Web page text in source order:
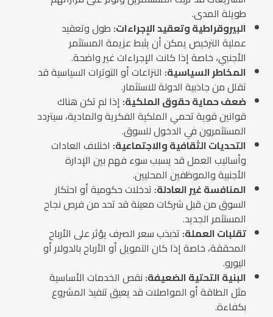
طويلة المدى.
البيروقراطية وتعقيد الإجراءات: طول وتعقيد
عملية الترخيص يمكن أن يثبط عزيمة المستثمر
الأجنبي، خاصة إذا كانت الإجراءات غير واضحة.
المخاطر السياسية: النزاعات أو التوترات السياسية قد
تقلل من جاذبية الدولة للاستثمار.
ضعف حماية حقوق الملكية: إذا لم تكن هناك
قوانين قوية تحمي الملكية الفكرية والمادية، سيتردد
المستثمرون في الدخول للسوق.
التحديات الثقافية والاجتماعية: اختلاف العادات
وأساليب العمل قد يسبب سوء فهم بين الإدارة
الأجنبية والموظفين المحليين.
المنافسة غير العادلة: تدخلات حكومية أو احتكار
السوق من قبل شركات معينة قد تحد من فرص نجاح
المستثمر الجديد.
تقلبات العملة: تذبذب سعر الصرف يؤثر على الأرباح
المحققة، خاصة إذا كان التمويل أو الأرباح بالدولار أو
اليورو.
البنية التحتية الضعيفة: نقص الخدمات الأساسية
مثل الطاقة أو المواصلات قد يعيق تنفيذ المشروع
بكفاءة.